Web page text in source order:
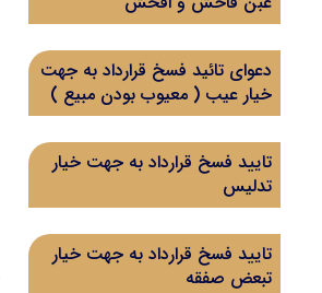
دعوای تائید فسخ قرارداد به جهت
خیار عیب ( معیوب بودن مبیع )
تایید فسخ قرارداد به جهت خیار
تدلیس
تایید فسخ قرارداد به جهت خیار
تبعض صفقه